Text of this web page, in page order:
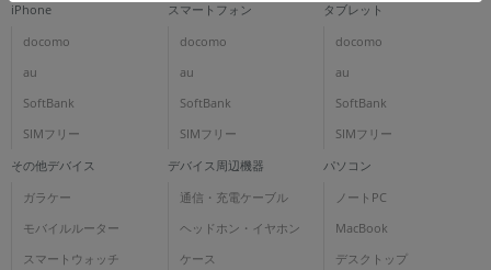
iPhone
docomo
au
SoftBank
SIMフリー
スマートフォン
docomo
au
SoftBank
SIMフリー
タブレット
docomo
au
SoftBank
SIMフリー
その他デバイス
ガラケー
モバイルルーター
スマートウォッチ
デバイス周辺機器
通信・充電ケーブル
ヘッドホン・イヤホン
ケース
パソコン
ノートPC
MacBook
デスクトップ